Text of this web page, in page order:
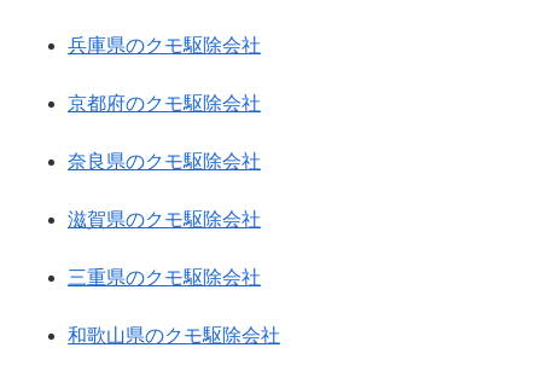
兵庫県のクモ駆除会社
京都府のクモ駆除会社
奈良県のクモ駆除会社
滋賀県のクモ駆除会社
三重県のクモ駆除会社
和歌山県のクモ駆除会社